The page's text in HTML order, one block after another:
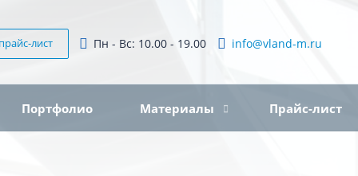
лист Пн - Вс: 10.00 - 19.00 info@vland-m.ru
Портфолио Материалы Прайс-лист